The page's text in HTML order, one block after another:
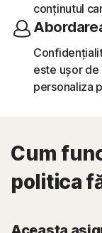
conținutul
este ușor de
personaliza
Cum
politica